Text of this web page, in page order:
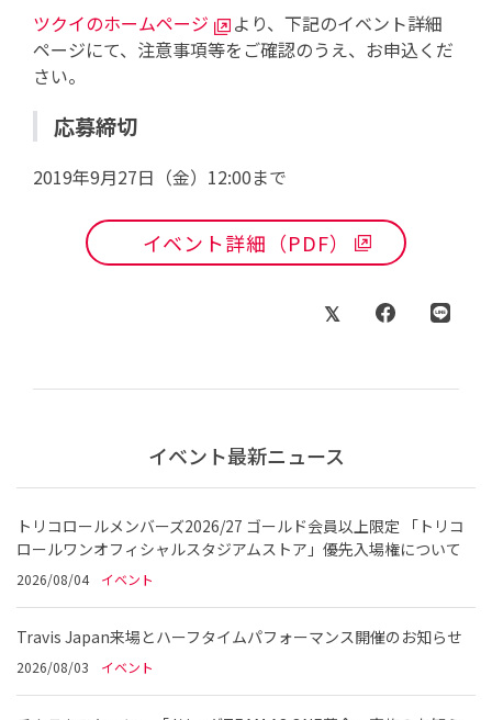
ツクイのホームページ
より、下記のイベント詳細
ページにて、注意事項等をご確認のうえ、お申込くだ
さい。
応募締切
2019年9月27日（金）12:00まで
イベント詳細（PDF）
イベント最新ニュース
トリコロールメンバーズ2026/27 ゴールド会員以上限定 「トリコ
ロールワンオフィシャルスタジアムストア」優先入場権について
2026/08/04 イベント
Travis Japan来場とハーフタイムパフォーマンス開催のお知らせ
2026/08/03 イベント